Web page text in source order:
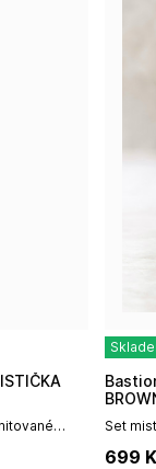
Set
Bastion Collections SET 3x MINI MISKA
699